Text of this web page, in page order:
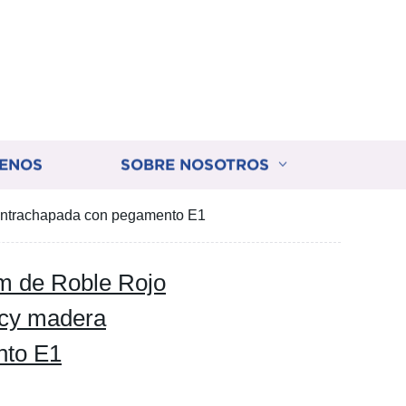
SOBRE NOSOTROS
con pegamento E1
de Roble Rojo
madera
E1